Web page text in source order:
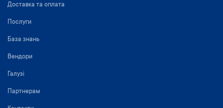
Доставка та оплата
Послуги
База знань
Вендори
Галузі
Партнерам